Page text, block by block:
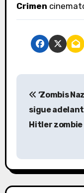
Crimen
N
g
a
‘Zombis
sigue
Hitler zombie